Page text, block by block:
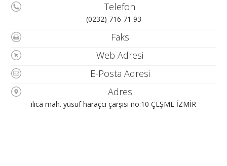
Telefon
(0232) 716 71 93
Faks
Web Adresi
E-Posta Adresi
Adres
ılıca mah. yusuf haraçcı çarşısı no:10 ÇEŞME İZMİR